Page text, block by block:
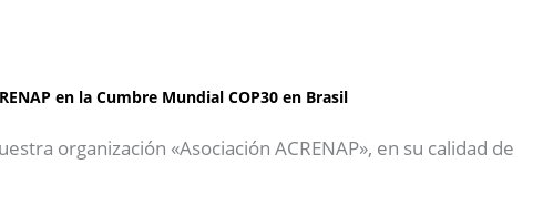
en la Cumbre Mundial COP30 en Brasil
organización «Asociación ACRENAP», en su calidad de